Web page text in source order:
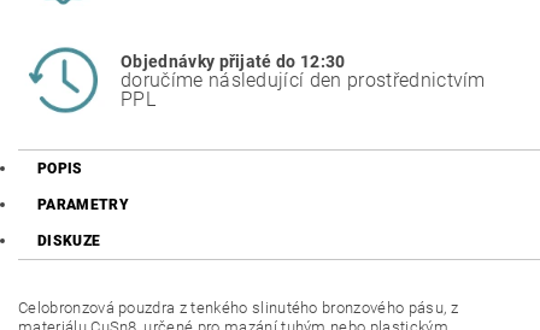
Objednávky přijaté do 12:30
doručíme následující den prostřednictvím
PPL
POPIS
PARAMETRY
DISKUZE
Celobronzová pouzdra z tenkého slinutého bronzového pásu, z